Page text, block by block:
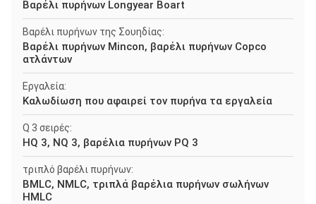
Βαρέλι πυρήνων Longyear Boart
Βαρέλι πυρήνων της Σουηδίας:
Βαρέλι πυρήνων Mincon, βαρέλι πυρήνων Copco
ατλάντων
Εργαλεία:
Καλωδίωση που αφαιρεί τον πυρήνα τα εργαλεία
Q 3 σειρές:
HQ 3, NQ 3, βαρέλια πυρήνων PQ 3
τριπλό βαρέλι πυρήνων:
BMLC, NMLC, τριπλά βαρέλια πυρήνων σωλήνων
HMLC